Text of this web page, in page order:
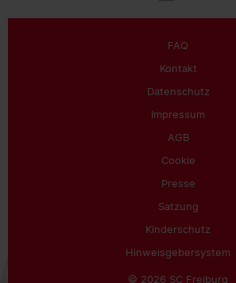
FAQ
Kontakt
Datenschutz
Impressum
AGB
Cookie
Presse
Satzung
Kinderschutz
Hinweisgebersystem
© 2026 SC Freiburg